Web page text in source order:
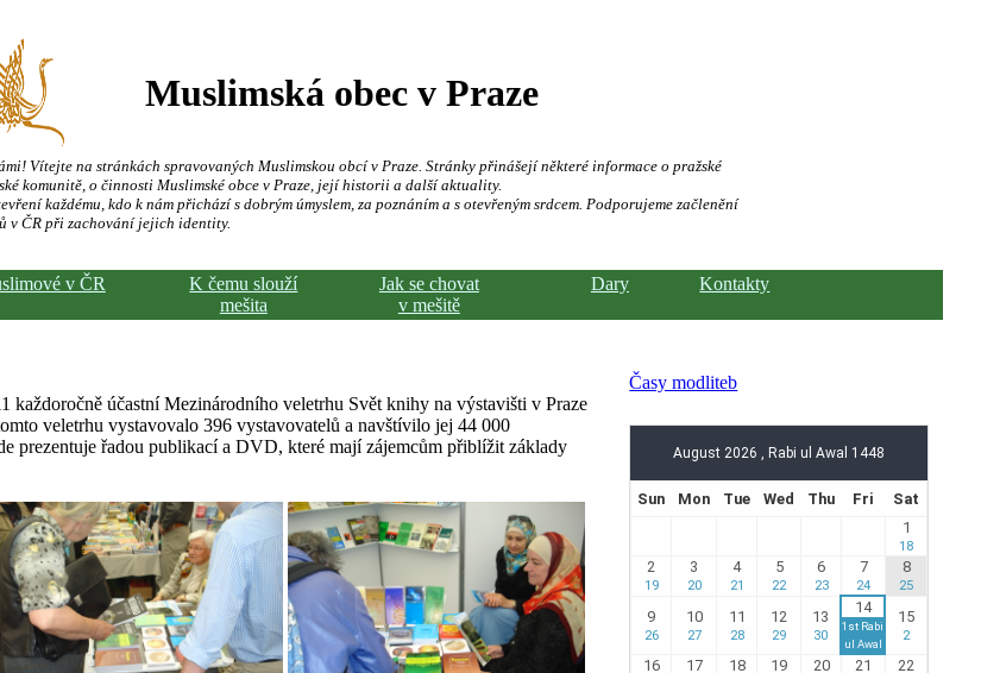
Muslimská obec v Praze
Vítejte na stránkách spravovaných Muslimskou obcí v Praze. Stránky přinášejí některé informace o pražské
komunitě, o činnosti Muslimské obce v Praze, její historii a další aktuality.
každému, kdo k nám přichází s dobrým úmyslem, za poznáním a s otevřeným srdcem. Podporujeme začlenění
v ČR při zachování jejich identity.
v ČR
K čemu slouží
mešita
Jak se chovat
v mešitě
Dary Kontakty
každoročně účastní Mezinárodního veletrhu Svět knihy na výstavišti v Praze
veletrhu vystavovalo 396 vystavovatelů a navštívilo jej 44 000
prezentuje řadou publikací a DVD, které mají zájemcům přiblížit základy
Časy modliteb